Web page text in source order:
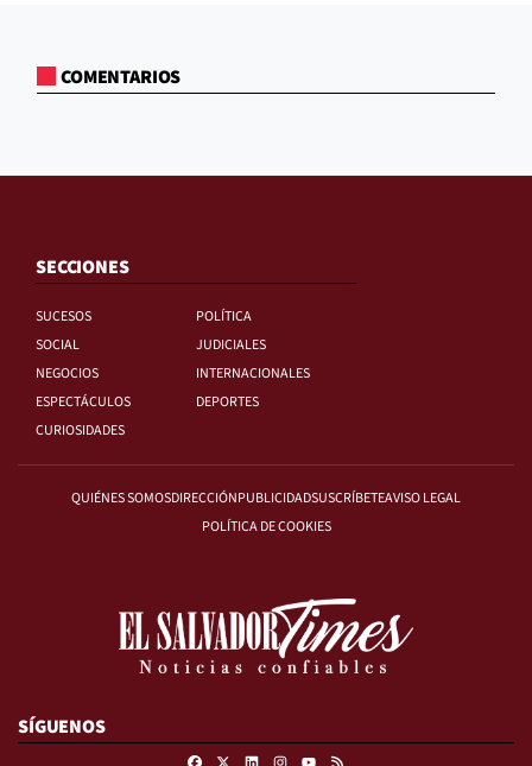
COMENTARIOS
SECCIONES
SUCESOS
POLÍTICA
SOCIAL
JUDICIALES
NEGOCIOS
INTERNACIONALES
ESPECTÁCULOS
DEPORTES
CURIOSIDADES
QUIÉNES SOMOSDIRECCIÓNPUBLICIDADSUSCRÍBETEAVISO LEGAL
POLÍTICA DE COOKIES
SÍGUENOS
FacebookLinkedinInstagram